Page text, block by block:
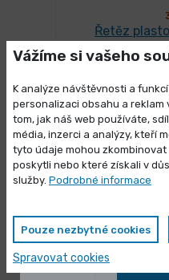
Řetěz
651,74 Kč s DPH
Vážíme si vašeho
K analýze návštěvnosti a
personalizaci obsahu a reklam
tom, jak náš web používáte,
média, inzerci a analýzy, kteří
tyto údaje mohou
poskytli nebo které získali v
služby. Podrobné informace
Pouze nezbytné cookies
Spravovat cookies
Výprodej
Vybrané